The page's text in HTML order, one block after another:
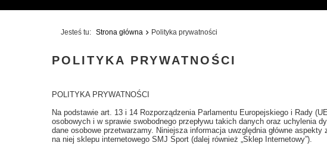
Jesteś tu: Strona główna Polityka prywatności
POLITYKA PRYWATNOŚCI
POLITYKA PRYWATNOŚCI
Na podstawie art. 13 i 14 Rozporządzenia Parlamentu Europejskiego i Rady
osobowych i w sprawie swobodnego przepływu takich danych oraz uchylenia
dane osobowe przetwarzamy. Niniejsza informacja uwzględnia główne
na niej sklepu internetowego SMJ Sport (dalej również „Sklep Internetowy”).